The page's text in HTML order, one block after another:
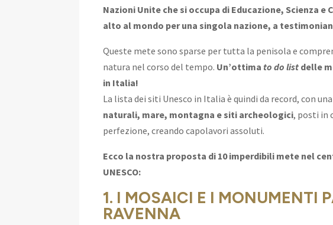
Nazioni Unite che si occupa di Educazione, Scienza e
alto al mondo per una singola nazione, a
Queste mete sono sparse per tutta la penisola e
natura nel corso del tempo. Un’ottima to do list delle
in Italia!
La lista dei siti Unesco in Italia è quindi da record, con
naturali, mare, montagna e siti archeologici, posti in
perfezione, creando capolavori assoluti.
Ecco la nostra proposta di 10 imperdibili mete nel
UNESCO:
1. I MOSAICI E I MONUMENTI
RAVENNA